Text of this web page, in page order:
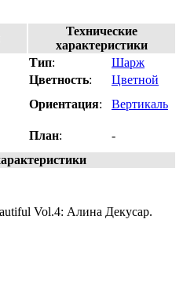
Технические
характеристики
Тип:
Шарж
Цветность:
Цветной
Ориентация:
Вертикаль
План:
-
Vol.4: Алина Декусар.